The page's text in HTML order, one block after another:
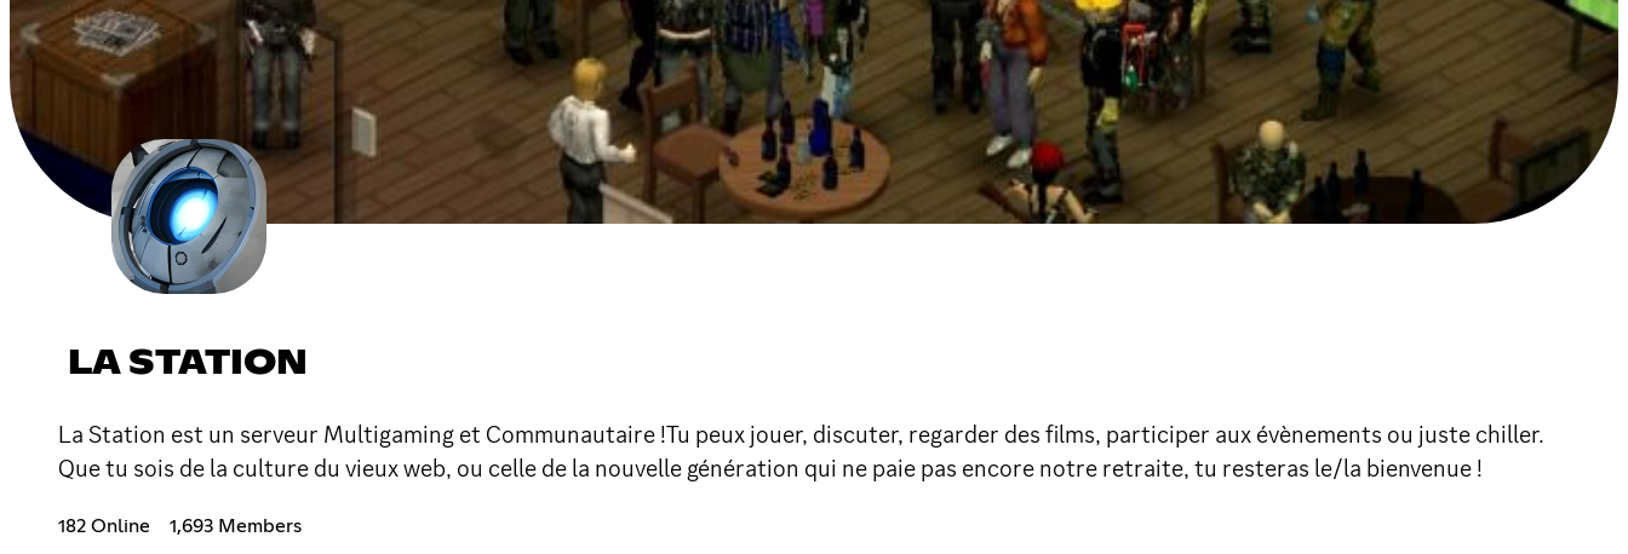
LA STATION
La Station est un serveur Multigaming et Communautaire !Tu peux jouer, discuter, regarder des films, participer aux évènements ou juste chiller.
Que tu sois de la culture du vieux web, ou celle de la nouvelle génération qui ne paie pas encore notre retraite, tu resteras le/la bienvenue !
182 Online 1,693 Members